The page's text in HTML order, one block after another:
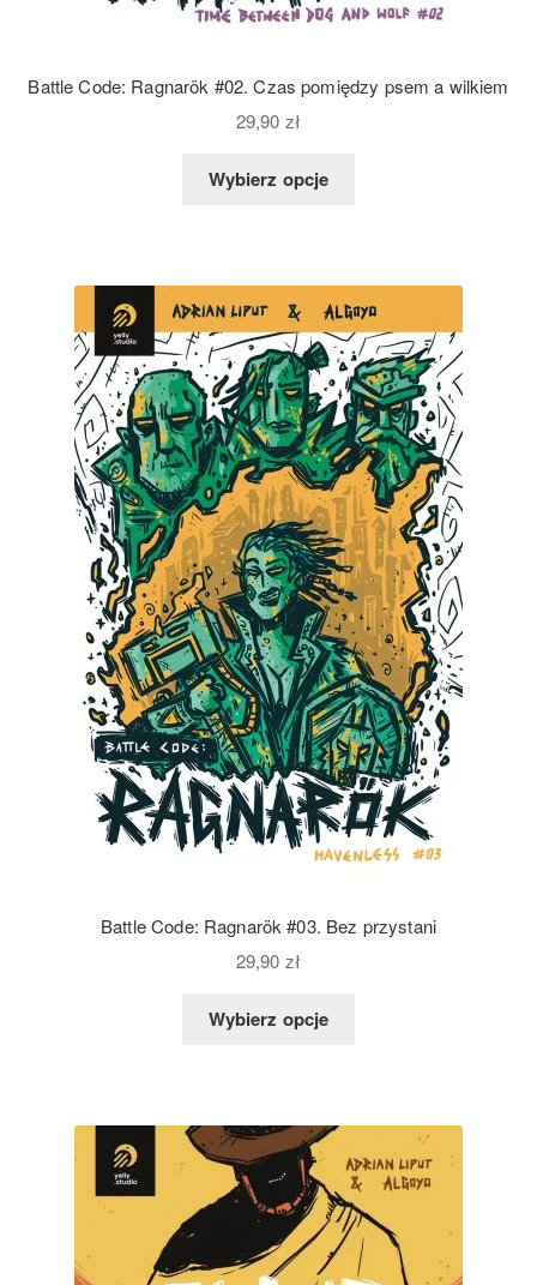
Battle Code: Ragnarök #02. Czas pomiędzy psem a wilkiem
29,90 zł
Wybierz opcje
Battle Code: Ragnarök #03. Bez przystani
29,90 zł
Wybierz opcje